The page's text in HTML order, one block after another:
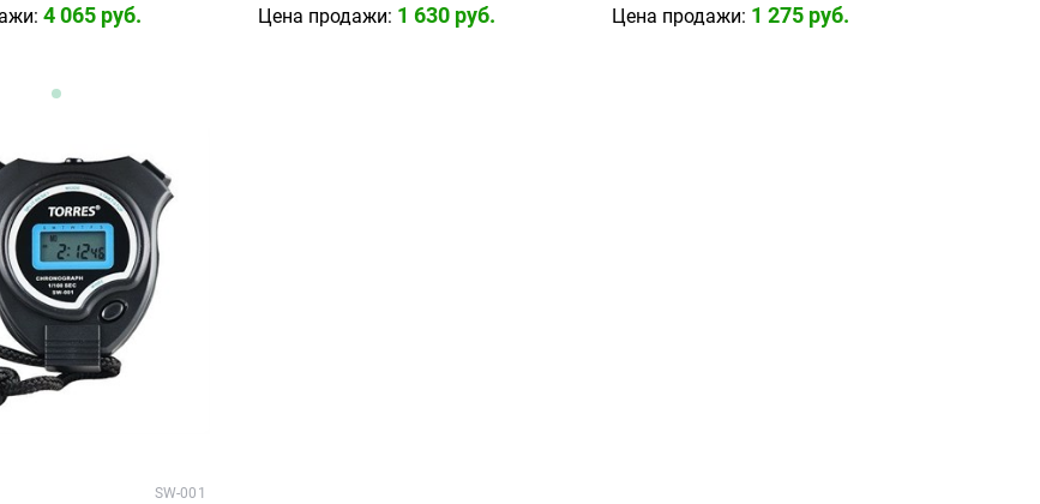
4 065 руб. Цена продажи: 1 630 руб. Цена продажи: 1 275 руб.
SW-001